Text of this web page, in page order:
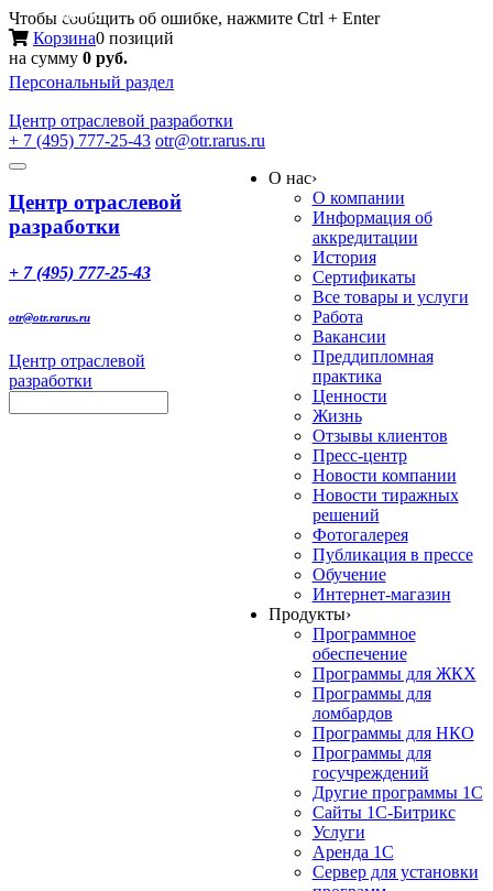
Чтобы сообщить об ошибке, нажмите Ctrl + Enter
Корзина0 позиций
на сумму 0 руб.
Персональный раздел
Центр отраслевой разработки
+ 7 (495) 777-25-43 otr@otr.rarus.ru
Toggle
Меню
Центр отраслевой
разработки
+ 7 (495) 777-25-43
otr@otr.rarus.ru
Центр отраслевой
разработки
О нас›
О компании
Информация об
аккредитации
История
Сертификаты
Все товары и услуги
Работа
Вакансии
Преддипломная
практика
Ценности
Жизнь
Отзывы клиентов
Пресс-центр
Новости компании
Новости тиражных
решений
Фотогалерея
Публикация в прессе
Обучение
Интернет-магазин
Продукты›
Программное
обеспечение
Программы для ЖКХ
Программы для
ломбардов
Программы для НКО
Программы для
госучреждений
Другие программы 1С
Сайты 1С-Битрикс
Услуги
Аренда 1С
Сервер для установки